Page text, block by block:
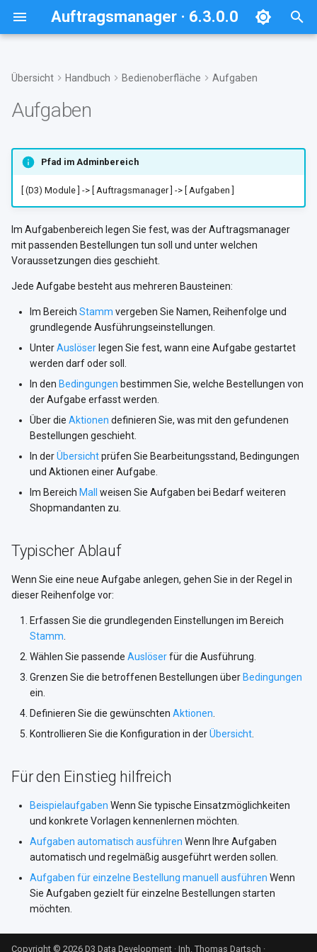
Auftragsmanager · 6.3.0.0
u
e
w
r
d
t
Neuinstallation
Update
Deinstallation
Installationsprüfung
Ordner
Allgemeine
Cronjobeinstellungen
Aufrufdaten je Cronjob-ID
Aufgaben festlegen
Cronjob-Einrichtung
Cronjobs für unterschiedlich
zu steuernde Aufgaben
Ausführungsstatus abfragen
programmierbarem Auslöser
Aufgaben für alle relevanten
ausführen
Aufgaben für einzelne
Bestellung manuell ausführen
Anzeige der gefundenen
Übersicht Handbuch Bedienoberfläche Aufgaben
Aufgaben
Pfad im Adminbereich
[ (D3) Module ] -> [ Auftragsmanager ] -> [ Aufgaben ]
Im Aufgabenbereich legen Sie fest, was der Auftragsmanager
mit passenden Bestellungen tun soll und unter welchen
Voraussetzungen dies geschieht.
Jede Aufgabe besteht aus mehreren Bausteinen:
Im BereichStamm vergeben Sie Namen, Reihenfolge und
grundlegende Ausführungseinstellungen.
UnterAuslöser legen Sie fest, wann eine Aufgabe gestartet
werden darf oder soll.
In den Bedingungen bestimmen Sie, welche Bestellungen von
der Aufgabe erfasst werden.
Über dieAktionen definieren Sie, was mit den gefundenen
Bestellungen geschieht.
In derÜbersichtprüfen Sie Bearbeitungsstand, Bedingungen
und Aktionen einer Aufgabe.
Im Bereich Mall
weisen Sie Aufgaben bei Bedarf weiteren
Shopmandanten zu.
Typischer Ablauf
Wenn Sie eine neue Aufgabe anlegen, gehen Sie in der Regel in
dieser Reihenfolge vor:
Erfassen Sie die grundlegenden Einstellungen im Bereich
Stamm
Wählen Sie passendeAuslöserfür die Ausführung.
Grenzen Sie die betroffenen Bestellungen über Bedingungen
ein.
Definieren Sie die gewünschtenAktionen
Kontrollieren Sie die Konfiguration in derÜbersicht
Für den Einstieg hilfreich
Beispielaufgaben Wenn Sie typische Einsatzmöglichkeiten
und konkrete Vorlagen kennenlernen möchten.
Aufgaben automatisch ausführen Wenn Ihre Aufgaben
automatisch und regelmäßig ausgeführt werden sollen.
Aufgaben für einzelne Bestellung manuell ausführen Wenn
Sie Aufgaben gezielt für einzelne Bestellungen starten
möchten.
Copyright © 2026 D3 Data Development · Inh. Thomas Dartsch ·